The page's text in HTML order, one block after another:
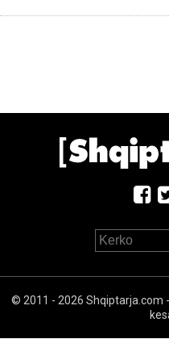
© 2011 - 2026 Shqiptarja.com